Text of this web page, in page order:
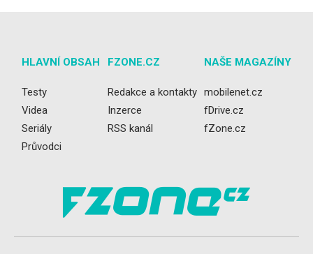
HLAVNÍ OBSAH
Testy
Videa
Seriály
Průvodci
FZONE.CZ
Redakce a kontakty
Inzerce
RSS kanál
NAŠE MAGAZÍNY
mobilenet.cz
fDrive.cz
fZone.cz